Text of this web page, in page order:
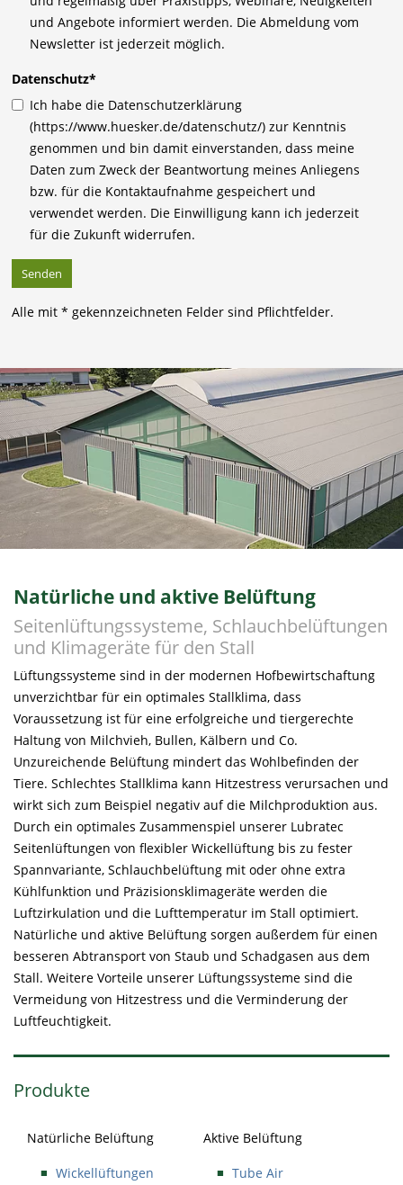
und Angebote informiert werden. Die Abmeldung vom
Newsletter ist jederzeit möglich.
Datenschutz*
Ich habe die Datenschutzerklärung
(https://www.huesker.de/datenschutz/) zur Kenntnis
genommen und bin damit einverstanden, dass meine
Daten zum Zweck der Beantwortung meines Anliegens
bzw. für die Kontaktaufnahme gespeichert und
verwendet werden. Die Einwilligung kann ich jederzeit
für die Zukunft widerrufen.
Alle mit * gekennzeichneten Felder sind Pflichtfelder.
Natürliche und aktive Belüftung
Seitenlüftungssysteme, Schlauchbelüftungen
und Klimageräte für den Stall
Lüftungssysteme sind in der modernen Hofbewirtschaftung
unverzichtbar für ein optimales Stallklima, dass
Voraussetzung ist für eine erfolgreiche und tiergerechte
Haltung von Milchvieh, Bullen, Kälbern und Co.
Unzureichende Belüftung mindert das Wohlbefinden der
Tiere. Schlechtes Stallklima kann Hitzestress verursachen und
wirkt sich zum Beispiel negativ auf die Milchproduktion aus.
Durch ein optimales Zusammenspiel unserer Lubratec
Seitenlüftungen von flexibler Wickellüftung bis zu fester
Spannvariante, Schlauchbelüftung mit oder ohne extra
Kühlfunktion und Präzisionsklimageräte werden die
Luftzirkulation und die Lufttemperatur im Stall optimiert.
Natürliche und aktive Belüftung sorgen außerdem für einen
besseren Abtransport von Staub und Schadgasen aus dem
Stall. Weitere Vorteile unserer Lüftungssysteme sind die
Vermeidung von Hitzestress und die Verminderung der
Luftfeuchtigkeit.
Produkte
Natürliche Belüftung
Wickellüftungen
Aktive Belüftung
Tube Air